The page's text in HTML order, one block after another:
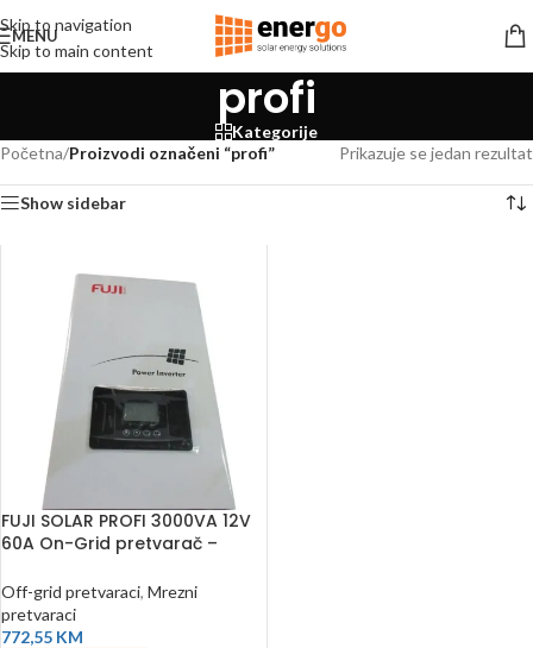
Skip to navigation
Skip to main content
MENU
profi
Kategorije
Početna/Proizvodi označeni “profi” Prikazuje se jedan rezultat
Show sidebar
FUJI SOLAR PROFI 3000VA 12V
60A On-Grid pretvarač –
Off-grid pretvaraci, Mrezni
pretvaraci
772,55 KM